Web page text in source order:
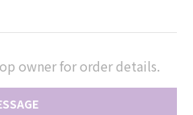
owner for order details.